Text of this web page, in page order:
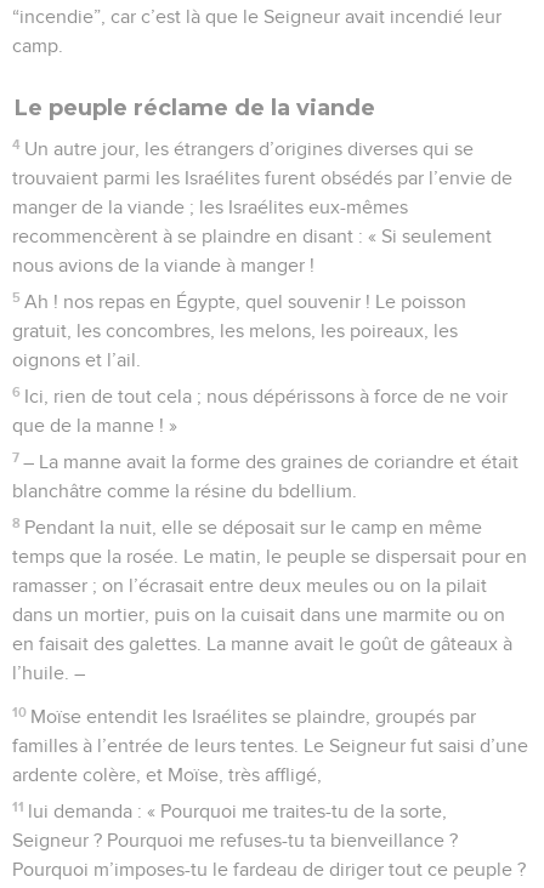
“incendie”, car c’est là que le Seigneur avait incendié leur
camp.
Le peuple réclame de la viande
4 Un autre jour, les étrangers d’origines diverses qui se
trouvaient parmi les Israélites furent obsédés par l’envie de
manger de la viande ; les Israélites eux-mêmes
recommencèrent à se plaindre en disant : « Si seulement
nous avions de la viande à manger !
5 Ah ! nos repas en Égypte, quel souvenir ! Le poisson
gratuit, les concombres, les melons, les poireaux, les
oignons et l’ail.
6 Ici, rien de tout cela ; nous dépérissons à force de ne voir
que de la manne ! »
7 – La manne avait la forme des graines de coriandre et était
blanchâtre comme la résine du bdellium.
8 Pendant la nuit, elle se déposait sur le camp en même
temps que la rosée. Le matin, le peuple se dispersait pour en
ramasser ; on l’écrasait entre deux meules ou on la pilait
dans un mortier, puis on la cuisait dans une marmite ou on
en faisait des galettes. La manne avait le goût de gâteaux à
l’huile. –
10 Moïse entendit les Israélites se plaindre, groupés par
familles à l’entrée de leurs tentes. Le Seigneur fut saisi d’une
ardente colère, et Moïse, très affligé,
11 lui demanda : « Pourquoi me traites-tu de la sorte,
Seigneur ? Pourquoi me refuses-tu ta bienveillance ?
Pourquoi m’imposes-tu le fardeau de diriger tout ce peuple ?